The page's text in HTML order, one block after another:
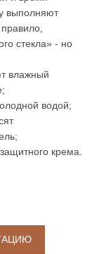
выполняют
стекла» - но
влажный
водой;
крема.